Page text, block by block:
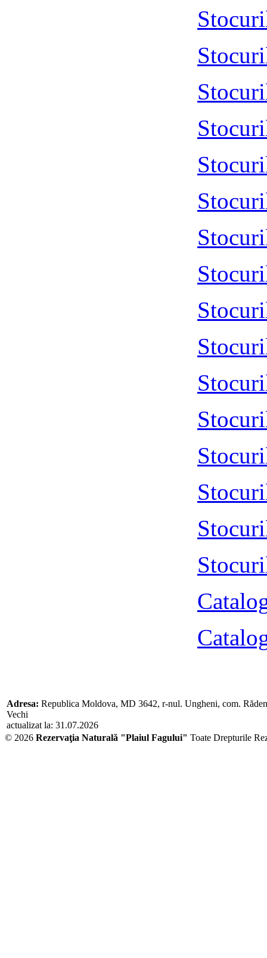
Adresa: Republica Moldova, MD 3642, r-nul. Ungheni, com.
Vechi
actualizat la: 31.07.2026
© 2026 Rezervaţia Naturală "Plaiul Fagului" Toate Drepturile